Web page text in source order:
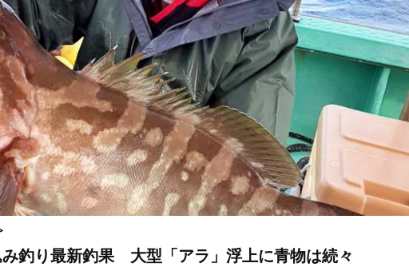
み釣り最新釣果 大型「アラ」浮上に青物は続々